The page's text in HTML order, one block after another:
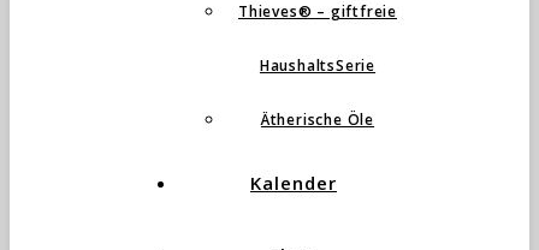
Thieves® – giftfreie
HaushaltsSerie
Ätherische Öle
Kalender